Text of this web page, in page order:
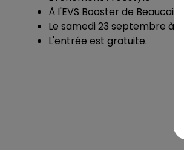
À l'EVS Booster de Beaucaire
Le samedi 23 septembre à
L'entrée est gratuite.